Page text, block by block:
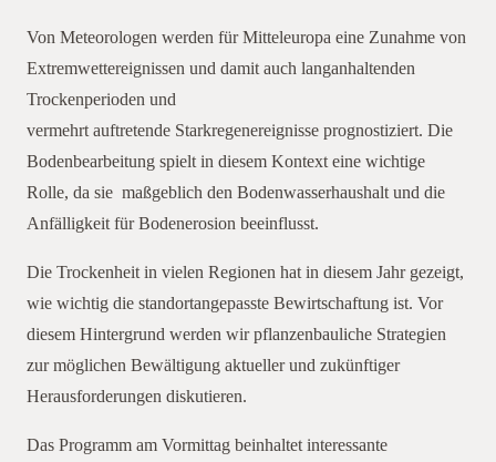
Von Meteorologen werden für Mitteleuropa eine Zunahme von
Extremwettereignissen und damit auch langanhaltenden
Trockenperioden und
vermehrt auftretende Starkregenereignisse prognostiziert. Die
Bodenbearbeitung spielt in diesem Kontext eine wichtige
Rolle, da sie maßgeblich den Bodenwasserhaushalt und die
Anfälligkeit für Bodenerosion beeinflusst.
Die Trockenheit in vielen Regionen hat in diesem Jahr gezeigt,
wie wichtig die standortangepasste Bewirtschaftung ist. Vor
diesem Hintergrund werden wir pflanzenbauliche Strategien
zur möglichen Bewältigung aktueller und zukünftiger
Herausforderungen diskutieren.
Das Programm am Vormittag beinhaltet interessante